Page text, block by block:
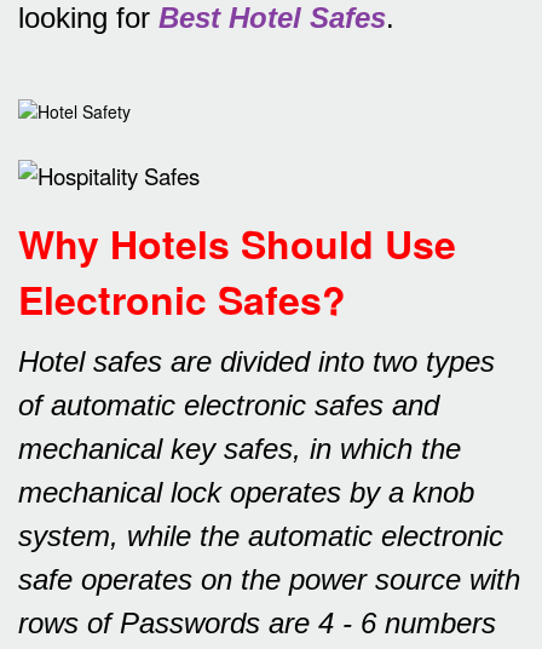
looking for Best Hotel Safes.
Why Hotels Should Use
Electronic Safes?
Hotel safes are divided into two types
of automatic electronic safes and
mechanical key safes, in which the
mechanical lock operates by a knob
system, while the automatic electronic
safe operates on the power source with
rows of Passwords are 4 - 6 numbers